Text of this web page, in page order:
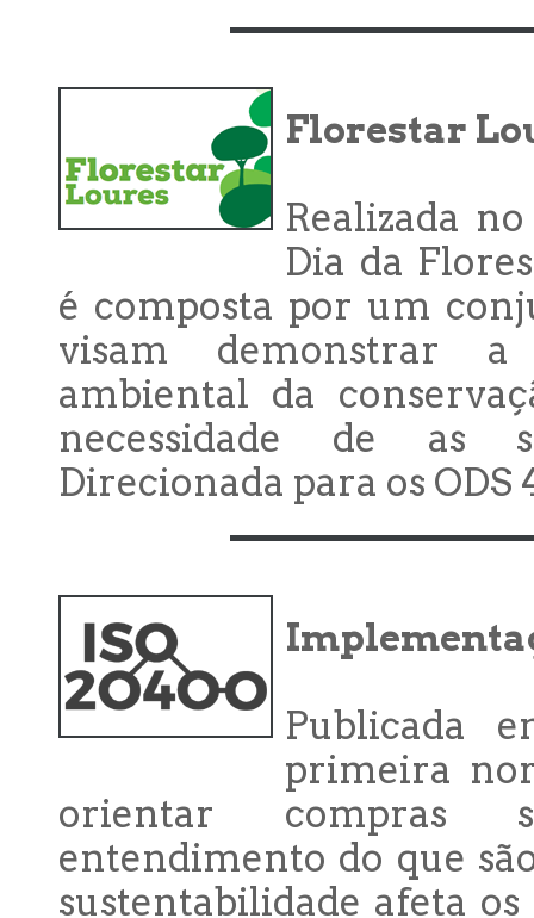
Florestar
Realizada
Dia da
é composta por um
visam demonstrar
ambiental da
necessidade de as
Direcionada para os ODS
Publicada
primeira
orientar compras
entendimento do que
sustentabilidade afeta